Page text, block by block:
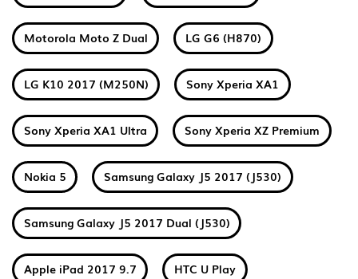
Motorola Moto Z Dual LG G6 (H870)
LG K10 2017 (M250N) Sony Xperia XA1
Sony Xperia XA1 Ultra Sony Xperia XZ Premium
Nokia 5 Samsung Galaxy J5 2017 (J530)
Samsung Galaxy J5 2017 Dual (J530)
Apple iPad 2017 9.7 HTC U Play